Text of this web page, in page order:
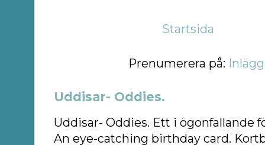
Startsida
Prenumerera på:
Uddisar- Oddies.
Uddisar- Oddies. Ett i ögonfallande
An eye-catching birthday card.